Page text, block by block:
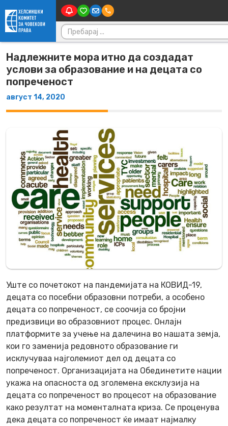
Skip to content
Пребарувај за:
Надлежните мора итно да создадат
услови за образование и на децата со
попреченост
август 14, 2020
Уште со почетокот на пандемијата на КОВИД-19,
децата со посебни образовни потреби, а особено
децата со попреченост, се соочија со бројни
предизвици во образовниот процес. Онлајн
платформите за учење на далечина во нашата земја,
кои го заменија редовното образование ги
исклучуваа најголемиот дел од децата со
попреченост. Организацијата на Обединетите нации
укажа на опасноста од зголемена ексклузија на
децата со попреченост во процесот на образование
како резултат на моменталната криза. Се проценува
дека децата со попреченост ќе имаат најмалку